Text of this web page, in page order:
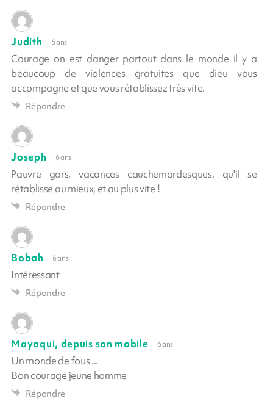
Judith 6 ans
Courage on est danger partout dans le monde il y a
beaucoup de violences gratuites que dieu vous
accompagne et que vous rétablissez très vite.
Répondre
Joseph 6 ans
Pauvre gars, vacances cauchemardesques, qu'il se
rétablisse au mieux, et au plus vite !
Répondre
Bobah 6 ans
Intéressant
Répondre
Mayaqui, depuis son mobile 6 ans
Un monde de fous ...
Bon courage jeune homme
Répondre